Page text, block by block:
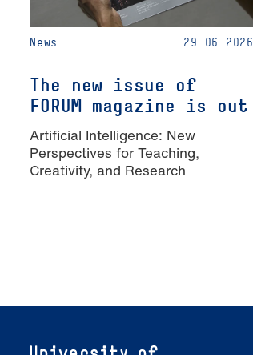
News 29.06.2026
The new issue of
FORUM magazine is out
Artificial Intelligence: New
Perspectives for Teaching,
Creativity, and Research